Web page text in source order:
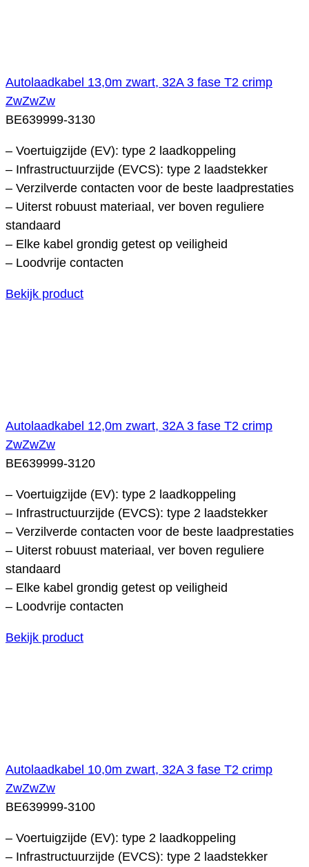
Autolaadkabel 13,0m zwart, 32A 3 fase T2 crimp
ZwZwZw
BE639999-3130
– Voertuigzijde (EV): type 2 laadkoppeling
– Infrastructuurzijde (EVCS): type 2 laadstekker
– Verzilverde contacten voor de beste laadprestaties
– Uiterst robuust materiaal, ver boven reguliere
standaard
– Elke kabel grondig getest op veiligheid
– Loodvrije contacten
Bekijk product
Autolaadkabel 12,0m zwart, 32A 3 fase T2 crimp
ZwZwZw
BE639999-3120
– Voertuigzijde (EV): type 2 laadkoppeling
– Infrastructuurzijde (EVCS): type 2 laadstekker
– Verzilverde contacten voor de beste laadprestaties
– Uiterst robuust materiaal, ver boven reguliere
standaard
– Elke kabel grondig getest op veiligheid
– Loodvrije contacten
Bekijk product
Autolaadkabel 10,0m zwart, 32A 3 fase T2 crimp
ZwZwZw
BE639999-3100
– Voertuigzijde (EV): type 2 laadkoppeling
– Infrastructuurzijde (EVCS): type 2 laadstekker